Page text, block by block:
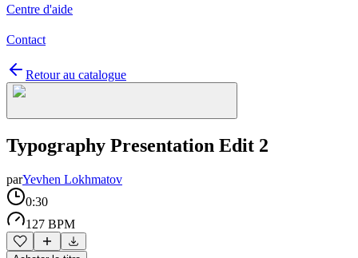
Centre d'aide
Contact
Retour au catalogue
Typography Presentation Edit 2
parYevhen Lokhmatov
0:30
127 BPM